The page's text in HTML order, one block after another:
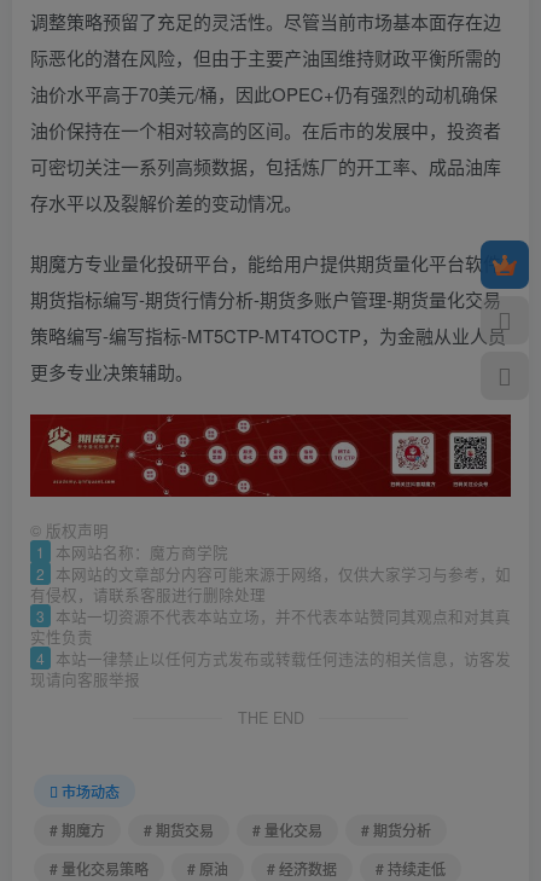
调整策略预留了充足的灵活性。尽管当前市场基本面存在边
际恶化的潜在风险，但由于主要产油国维持财政平衡所需的
油价水平高于70美元/桶，因此OPEC+仍有强烈的动机确保
油价保持在一个相对较高的区间。在后市的发展中，投资者
可密切关注一系列高频数据，包括炼厂的开工率、成品油库
存水平以及裂解价差的变动情况。
期魔方专业量化投研平台，能给用户提供期货量化平台软件-
期货指标编写-期货行情分析-期货多账户管理-期货量化交易
策略编写-编写指标-MT5CTP-MT4TOCTP，为金融从业人员
更多专业决策辅助。
© 版权声明
1 本网站名称：魔方商学院
2
本网站的文章部分内容可能来源于网络，仅供大家学习与参考，如
有侵权，请联系客服进行删除处理
3
本站一切资源不代表本站立场，并不代表本站赞同其观点和对其真
实性负责
4
本站一律禁止以任何方式发布或转载任何违法的相关信息，访客发
现请向客服举报
THE END
市场动态
# 期魔方
# 期货交易 # 量化交易
# 期货分析
# 量化交易策略
# 原油 # 经济数据 # 持续走低